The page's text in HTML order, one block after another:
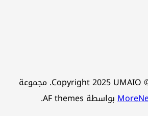
Copyright 2025 UMAIO © All rights reserved. مجموعة
بواسطة AF themes.